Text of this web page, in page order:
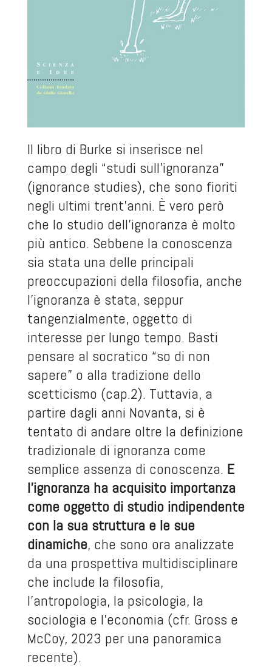
Il libro di Burke si inserisce nel
campo degli “studi sull’ignoranza”
(ignorance studies), che sono fioriti
negli ultimi trent’anni. È vero però
che lo studio dell’ignoranza è molto
più antico. Sebbene la conoscenza
sia stata una delle principali
preoccupazioni della filosofia, anche
l’ignoranza è stata, seppur
tangenzialmente, oggetto di
interesse per lungo tempo. Basti
pensare al socratico “so di non
sapere” o alla tradizione dello
scetticismo (cap.2). Tuttavia, a
partire dagli anni Novanta, si è
tentato di andare oltre la definizione
tradizionale di ignoranza come
semplice assenza di conoscenza. E
l’ignoranza ha acquisito importanza
come oggetto di studio indipendente
con la sua struttura e le sue
dinamiche, che sono ora analizzate
da una prospettiva multidisciplinare
che include la filosofia,
l’antropologia, la psicologia, la
sociologia e l’economia (cfr. Gross e
McCoy, 2023 per una panoramica
recente).